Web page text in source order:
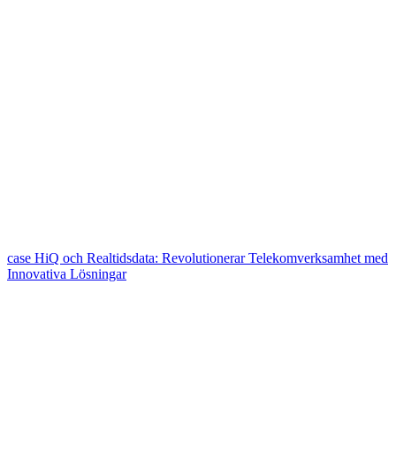
case HiQ och Realtidsdata: Revolutionerar Telekomverksamhet med
Innovativa Lösningar